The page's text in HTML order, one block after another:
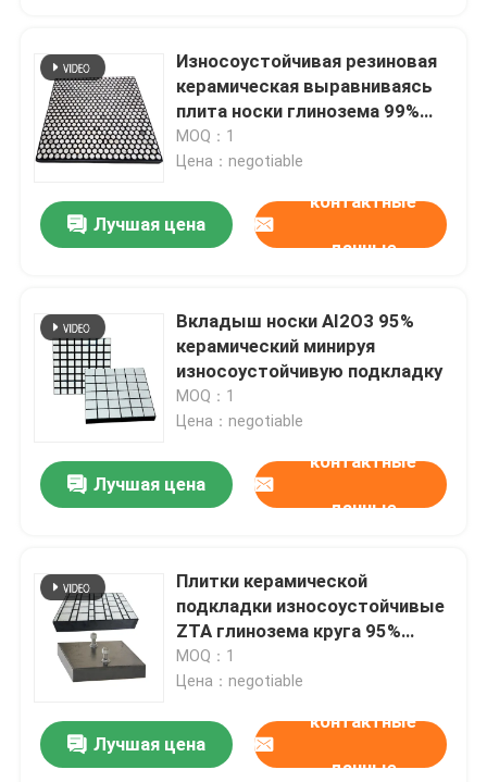
Износоустойчивая резиновая
керамическая выравниваясь
плита носки глинозема 99%
керамическая
MOQ：1
Цена：negotiable
Лучшая цена
контактные
данные
Вкладыш носки AI2O3 95%
керамический минируя
износоустойчивую подкладку
MOQ：1
Цена：negotiable
Лучшая цена
контактные
данные
Плитки керамической
подкладки износоустойчивые
ZTA глинозема круга 95%
керамические
MOQ：1
Цена：negotiable
Лучшая цена
контактные
данные